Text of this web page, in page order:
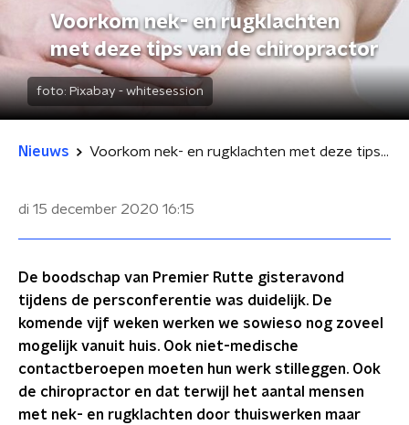
Voorkom nek- en rugklachten
met deze tips van de chiropractor
foto: Pixabay - whitesession
Nieuws Voorkom nek- en rugklachten met deze tips van de chiropractor
di 15 december 2020 16:15
De boodschap van Premier Rutte gisteravond
tijdens de persconferentie was duidelijk. De
komende vijf weken werken we sowieso nog zoveel
mogelijk vanuit huis. Ook niet-medische
contactberoepen moeten hun werk stilleggen. Ook
de chiropractor en dat terwijl het aantal mensen
met nek- en rugklachten door thuiswerken maar